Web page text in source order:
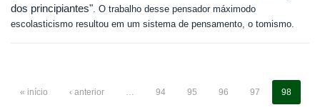
dos principiantes" . O trabalho desse pensador máximodo
escolasticismo resultou em um sistema de pensamento, o tomismo.
« início ‹ anterior 94 95 96 97 98